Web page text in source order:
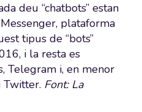
deu “chatbots” estan
plataforma
tipus de “bots”
i la resta es
Telegram i, en menor
Twitter. Font: La